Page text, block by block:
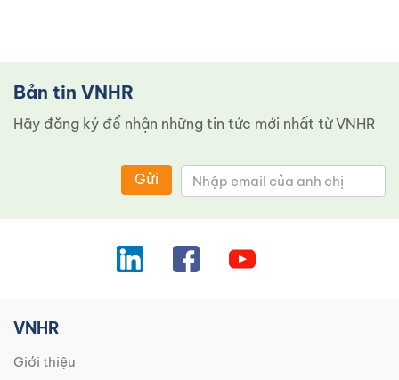
Bản tin VNHR
Hãy đăng ký để nhận những tin tức mới nhất từ ​​VNHR
Gửi
VNHR
Giới thiệu